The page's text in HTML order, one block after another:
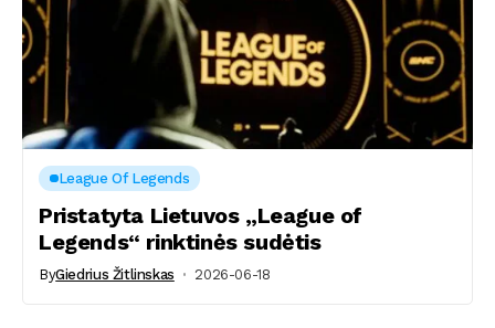
League Of Legends
Pristatyta Lietuvos „League of
Legends“ rinktinės sudėtis
ByGiedrius Žitlinskas 2026-06-18